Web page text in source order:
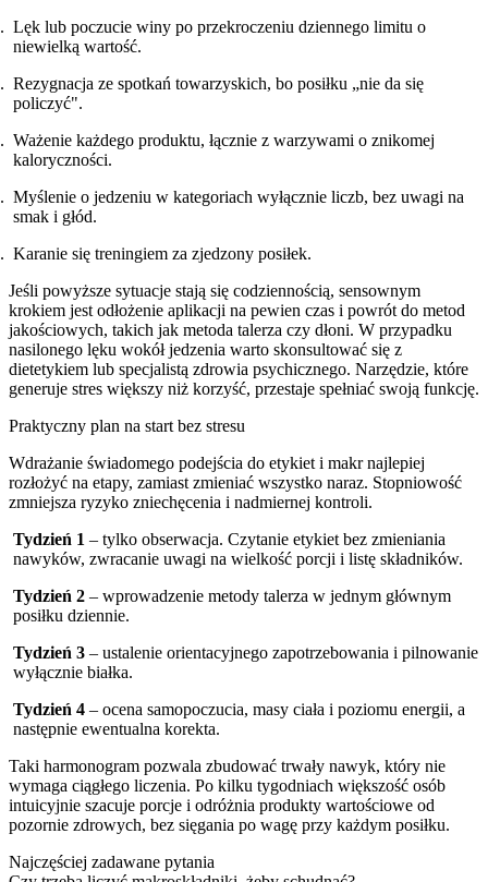
Lęk lub poczucie winy po przekroczeniu dziennego limitu o
niewielką wartość.
Rezygnacja ze spotkań towarzyskich, bo posiłku „nie da się
policzyć".
Ważenie każdego produktu, łącznie z warzywami o znikomej
kaloryczności.
Myślenie o jedzeniu w kategoriach wyłącznie liczb, bez uwagi na
smak i głód.
Karanie się treningiem za zjedzony posiłek.
Jeśli powyższe sytuacje stają się codziennością, sensownym
krokiem jest odłożenie aplikacji na pewien czas i powrót do metod
jakościowych, takich jak metoda talerza czy dłoni. W przypadku
nasilonego lęku wokół jedzenia warto skonsultować się z
dietetykiem lub specjalistą zdrowia psychicznego. Narzędzie, które
generuje stres większy niż korzyść, przestaje spełniać swoją funkcję.
Praktyczny plan na start bez stresu
Wdrażanie świadomego podejścia do etykiet i makr najlepiej
rozłożyć na etapy, zamiast zmieniać wszystko naraz. Stopniowość
zmniejsza ryzyko zniechęcenia i nadmiernej kontroli.
Tydzień 1 – tylko obserwacja. Czytanie etykiet bez zmieniania
nawyków, zwracanie uwagi na wielkość porcji i listę składników.
Tydzień 2 – wprowadzenie metody talerza w jednym głównym
posiłku dziennie.
Tydzień 3 – ustalenie orientacyjnego zapotrzebowania i pilnowanie
wyłącznie białka.
Tydzień 4 – ocena samopoczucia, masy ciała i poziomu energii, a
następnie ewentualna korekta.
Taki harmonogram pozwala zbudować trwały nawyk, który nie
wymaga ciągłego liczenia. Po kilku tygodniach większość osób
intuicyjnie szacuje porcje i odróżnia produkty wartościowe od
pozornie zdrowych, bez sięgania po wagę przy każdym posiłku.
Najczęściej zadawane pytania